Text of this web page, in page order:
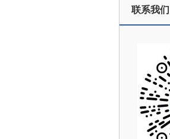
联系我们